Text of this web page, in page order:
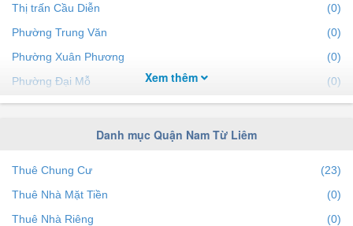
Thị trấn Cầu Diễn
(0)
Phường Trung Văn
(0)
Phường Xuân Phương
(0)
Phường Đại Mỗ
(0)
Phường Phú Đô
(0)
Phường Phương Canh
Xem thêm
Danh mục Quận Nam Từ Liêm
Thuê Chung Cư
(23)
Thuê Nhà Mặt Tiền
(0)
Thuê Nhà Riêng
(0)